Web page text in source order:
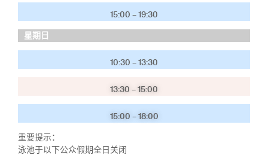
15:00 – 19:30
星期日
10:30 – 13:30
13:30 – 15:00
15:00 – 18:00
重要提示：
泳池于以下公众假期全日关闭